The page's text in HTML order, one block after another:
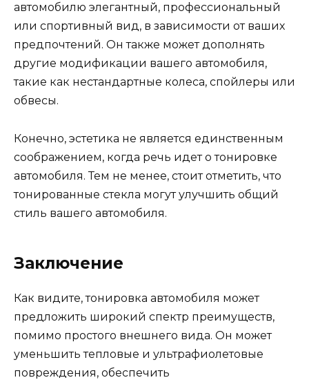
автомобилю элегантный, профессиональный
или спортивный вид, в зависимости от ваших
предпочтений. Он также может дополнять
другие модификации вашего автомобиля,
такие как нестандартные колеса, спойлеры или
обвесы.
Конечно, эстетика не является единственным
соображением, когда речь идет о тонировке
автомобиля. Тем не менее, стоит отметить, что
тонированные стекла могут улучшить общий
стиль вашего автомобиля.
Заключение
Как видите, тонировка автомобиля может
предложить широкий спектр преимуществ,
помимо простого внешнего вида. Он может
уменьшить тепловые и ультрафиолетовые
повреждения, обеспечить